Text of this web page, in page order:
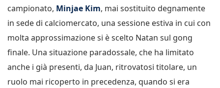
campionato, Minjae Kim, mai sostituito degnamente
in sede di calciomercato, una sessione estiva in cui con
molta approssimazione si è scelto Natan sul gong
finale. Una situazione paradossale, che ha limitato
anche i già presenti, da Juan, ritrovatosi titolare, un
ruolo mai ricoperto in precedenza, quando si era